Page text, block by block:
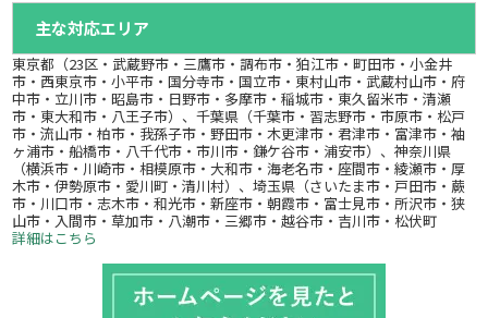
主な対応エリア
東京都（23区・武蔵野市・三鷹市・調布市・狛江市・町田市・小金井
市・西東京市・小平市・国分寺市・国立市・東村山市・武蔵村山市・府
中市・立川市・昭島市・日野市・多摩市・稲城市・東久留米市・清瀬
市・東大和市・八王子市）、千葉県（千葉市・習志野市・市原市・松戸
市・流山市・柏市・我孫子市・野田市・木更津市・君津市・富津市・袖
ヶ浦市・船橋市・八千代市・市川市・鎌ケ谷市・浦安市）、神奈川県
（横浜市・川崎市・相模原市・大和市・海老名市・座間市・綾瀬市・厚
木市・伊勢原市・愛川町・清川村）、埼玉県（さいたま市・戸田市・蕨
市・川口市・志木市・和光市・新座市・朝霞市・富士見市・所沢市・狭
山市・入間市・草加市・八潮市・三郷市・越谷市・吉川市・松伏町
詳細はこちら